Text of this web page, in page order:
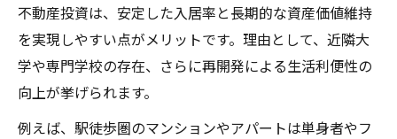
不動産投資は、安定した入居率と長期的な資産価値維持
を実現しやすい点がメリットです。理由として、近隣大
学や専門学校の存在、さらに再開発による生活利便性の
向上が挙げられます。
例えば、駅徒歩圏のマンションやアパートは単身者やフ